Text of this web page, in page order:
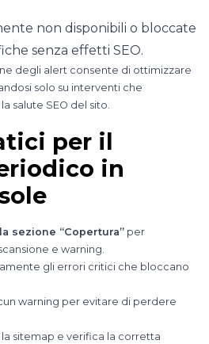
non disponibili o bloccate
senza effetti SEO.
degli alert consente di ottimizzare
solo su interventi che
salute SEO del sito.
per il
in
sezione “Copertura”per
e warning.
gli errori critici che bloccano
warning per evitare di perdere
sitemap e verifica la corretta